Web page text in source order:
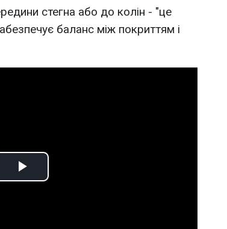
стегна або до колін - "це
баланс між покриттям і
Play